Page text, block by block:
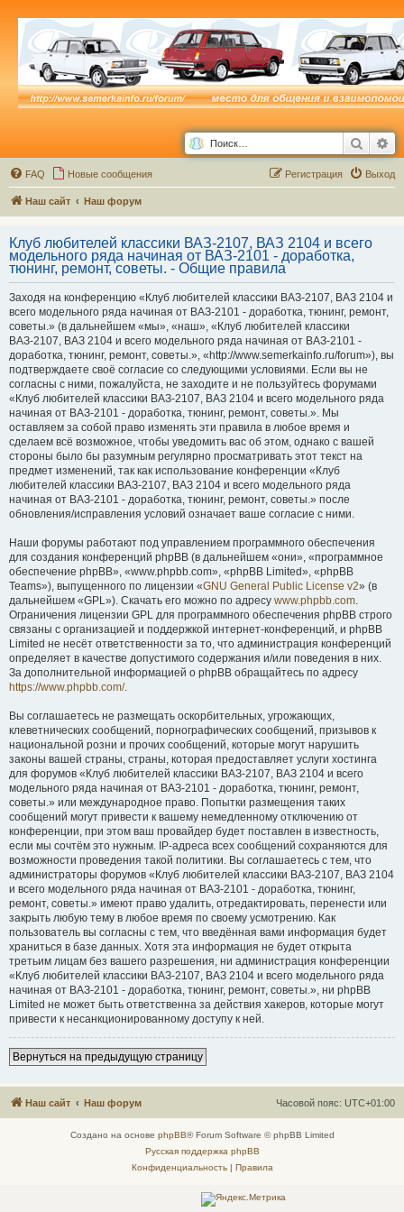
Поиск
FAQ Новые сообщения Выход
Регистрация
Наш сайт Наш форум
Клуб любителей классики ВАЗ-2107, ВАЗ 2104 и всего
модельного ряда начиная от ВАЗ-2101 - доработка,
тюнинг, ремонт, советы. - Общие правила
Заходя на конференцию «Клуб любителей классики ВАЗ-2107, ВАЗ 2104 и
всего модельного ряда начиная от ВАЗ-2101 - доработка, тюнинг, ремонт,
советы.» (в дальнейшем «мы», «наш», «Клуб любителей классики
ВАЗ-2107, ВАЗ 2104 и всего модельного ряда начиная от ВАЗ-2101 -
доработка, тюнинг, ремонт, советы.», «http://www.semerkainfo.ru/forum»), вы
подтверждаете своё согласие со следующими условиями. Если вы не
согласны с ними, пожалуйста, не заходите и не пользуйтесь форумами
«Клуб любителей классики ВАЗ-2107, ВАЗ 2104 и всего модельного ряда
начиная от ВАЗ-2101 - доработка, тюнинг, ремонт, советы.». Мы
оставляем за собой право изменять эти правила в любое время и
сделаем всё возможное, чтобы уведомить вас об этом, однако с вашей
стороны было бы разумным регулярно просматривать этот текст на
предмет изменений, так как использование конференции «Клуб
любителей классики ВАЗ-2107, ВАЗ 2104 и всего модельного ряда
начиная от ВАЗ-2101 - доработка, тюнинг, ремонт, советы.» после
обновления/исправления условий означает ваше согласие с ними.
Наши форумы работают под управлением программного обеспечения
для создания конференций phpBB (в дальнейшем «они», «программное
обеспечение phpBB», «www.phpbb.com», «phpBB Limited», «phpBB
Teams»), выпущенного по лицензии «GNU General Public License v2» (в
дальнейшем «GPL»). Скачать его можно по адресу www.phpbb.com.
Ограничения лицензии GPL для программного обеспечения phpBB строго
связаны с организацией и поддержкой интернет-конференций, и phpBB
Limited не несёт ответственности за то, что администрация конференций
определяет в качестве допустимого содержания и/или поведения в них.
За дополнительной информацией о phpBB обращайтесь по адресу
https://www.phpbb.com/.
Вы соглашаетесь не размещать оскорбительных, угрожающих,
клеветнических сообщений, порнографических сообщений, призывов к
национальной розни и прочих сообщений, которые могут нарушить
законы вашей страны, страны, которая предоставляет услуги хостинга
для форумов «Клуб любителей классики ВАЗ-2107, ВАЗ 2104 и всего
модельного ряда начиная от ВАЗ-2101 - доработка, тюнинг, ремонт,
советы.» или международное право. Попытки размещения таких
сообщений могут привести к вашему немедленному отключению от
конференции, при этом ваш провайдер будет поставлен в известность,
если мы сочтём это нужным. IP-адреса всех сообщений сохраняются для
возможности проведения такой политики. Вы соглашаетесь с тем, что
администраторы форумов «Клуб любителей классики ВАЗ-2107, ВАЗ 2104
и всего модельного ряда начиная от ВАЗ-2101 - доработка, тюнинг,
ремонт, советы.» имеют право удалить, отредактировать, перенести или
закрыть любую тему в любое время по своему усмотрению. Как
пользователь вы согласны с тем, что введённая вами информация будет
храниться в базе данных. Хотя эта информация не будет открыта
третьим лицам без вашего разрешения, ни администрация конференции
«Клуб любителей классики ВАЗ-2107, ВАЗ 2104 и всего модельного ряда
начиная от ВАЗ-2101 - доработка, тюнинг, ремонт, советы.», ни phpBB
Limited не может быть ответственна за действия хакеров, которые могут
привести к несанкционированному доступу к ней.
Вернуться на предыдущую страницу
Наш сайт Наш форум Часовой пояс: UTC+01:00
Создано на основе phpBB® Forum Software © phpBB Limited
Русская поддержка phpBB
Конфиденциальность| Правила